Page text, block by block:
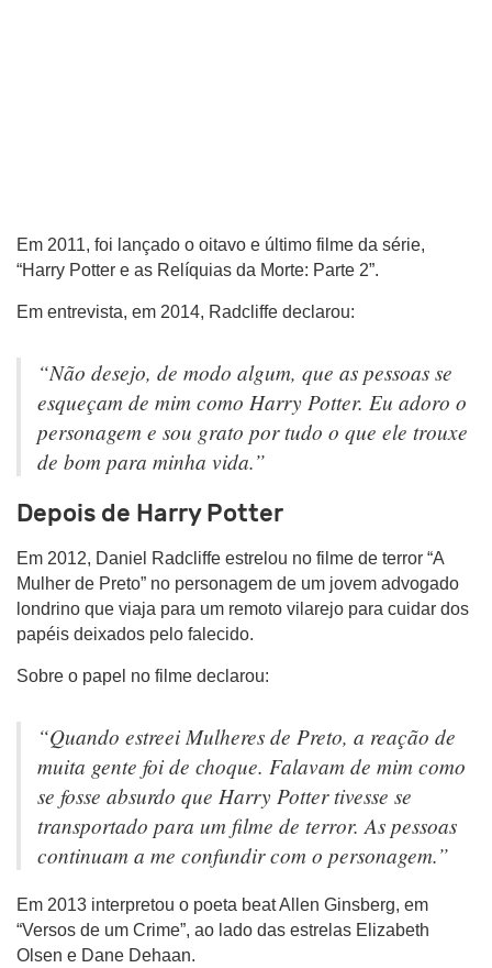
Em 2011, foi lançado o oitavo e último filme da série,
“Harry Potter e as Relíquias da Morte: Parte 2”.
Em entrevista, em 2014, Radcliffe declarou:
“Não desejo, de modo algum, que as pessoas se
esqueçam de mim como Harry Potter. Eu adoro o
personagem e sou grato por tudo o que ele trouxe
de bom para minha vida.”
Depois de Harry Potter
Em 2012, Daniel Radcliffe estrelou no filme de terror “A
Mulher de Preto” no personagem de um jovem advogado
londrino que viaja para um remoto vilarejo para cuidar dos
papéis deixados pelo falecido.
Sobre o papel no filme declarou:
“Quando estreei Mulheres de Preto, a reação de
muita gente foi de choque. Falavam de mim como
se fosse absurdo que Harry Potter tivesse se
transportado para um filme de terror. As pessoas
continuam a me confundir com o personagem.”
Em 2013 interpretou o poeta beat Allen Ginsberg, em
“Versos de um Crime”, ao lado das estrelas Elizabeth
Olsen e Dane Dehaan.